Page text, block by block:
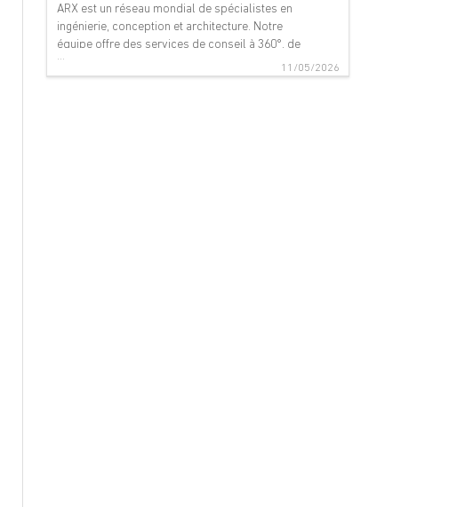
ARX est un réseau mondial de spécialistes en
ingénierie, conception et architecture. Notre
équipe offre des services de conseil à 360°, de
gestion de projet et de services techniques
dans les domaines suivants : aéroports,
11/05/2026